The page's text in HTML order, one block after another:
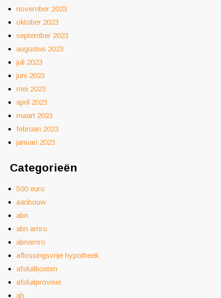
november 2023
oktober 2023
september 2023
augustus 2023
juli 2023
juni 2023
mei 2023
april 2023
maart 2023
februari 2023
januari 2023
Categorieën
500 euro
aanbouw
abn
abn amro
abnamro
aflossingsvrije hypotheek
afsluitkosten
afsluitprovisie
ah